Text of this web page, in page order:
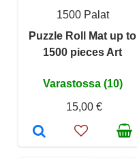
1500 Palat
Puzzle Roll Mat up to
1500 pieces Art
Varastossa (10)
15,00 €